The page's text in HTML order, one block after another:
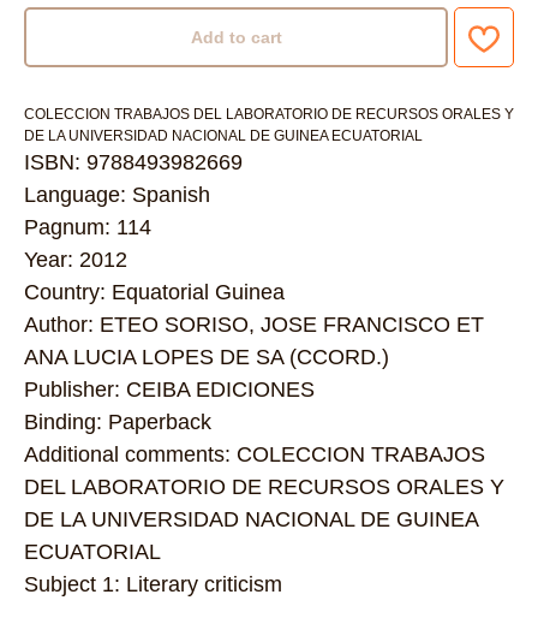
Add to cart
COLECCION TRABAJOS DEL LABORATORIO DE RECURSOS ORALES Y
DE LA UNIVERSIDAD NACIONAL DE GUINEA ECUATORIAL
ISBN: 9788493982669
Language: Spanish
Pagnum: 114
Year: 2012
Country: Equatorial Guinea
Author: ETEO SORISO, JOSE FRANCISCO ET
ANA LUCIA LOPES DE SA (CCORD.)
Publisher: CEIBA EDICIONES
Binding: Paperback
Additional comments: COLECCION TRABAJOS
DEL LABORATORIO DE RECURSOS ORALES Y
DE LA UNIVERSIDAD NACIONAL DE GUINEA
ECUATORIAL
Subject 1: Literary criticism